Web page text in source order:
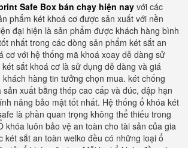
Safe Box bán chạy hiện nay với các
phẩm két khoá cơ được sản xuất với nền
đại hiện là sản phẩm được khách hàng bình
nhất trong các dòng sản phẩm két sắt an
cơ với hệ thống mã khoá xoay dễ dàng sử
sắt khoá cơ là sử dụng dễ dàng và giá
hàng tin tưởng chọn mua. két chống
sản xuất bằng thép cao cấp và đúc, dập hạn
năng bảo mật tốt nhất. Hệ thống ổ khóa két
là phần quan trọng không thể thiếu trong
khóa luôn bảo vệ an toàn cho tài sản của gia
két sắt an toàn welko đều có những loại ổ